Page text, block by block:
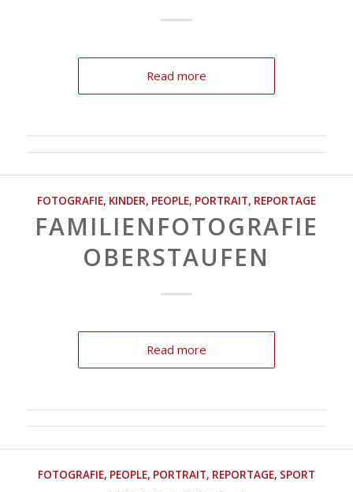
Read more
FOTOGRAFIE, KINDER, PEOPLE, PORTRAIT, REPORTAGE
FAMILIENFOTOGRAFIE
OBERSTAUFEN
Read more
FOTOGRAFIE, PEOPLE, PORTRAIT, REPORTAGE, SPORT